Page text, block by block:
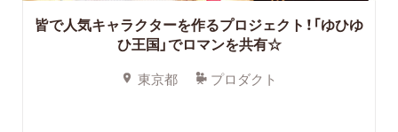
皆で人気キャラクターを作るプロジェクト！「ゆひゆ
ひ王国」でロマンを共有☆
東京都 プロダクト